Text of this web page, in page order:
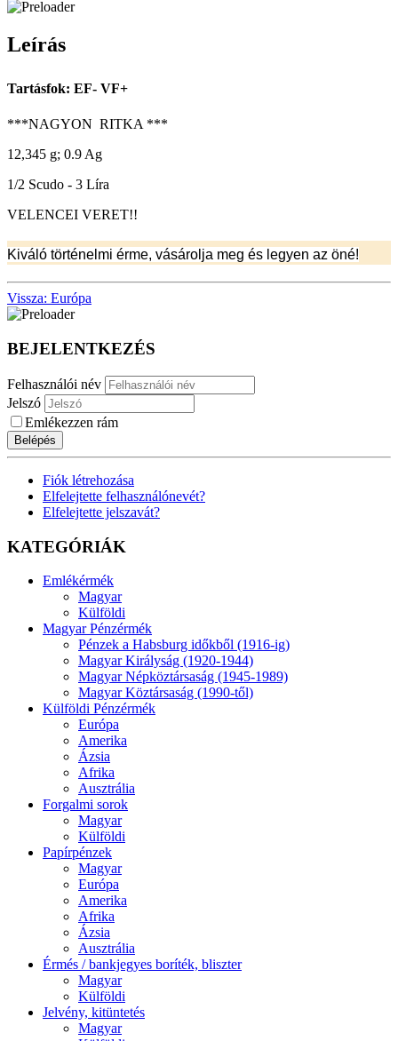
Leírás
Tartásfok: EF- VF+
***NAGYON RITKA ***
12,345 g; 0.9 Ag
1/2 Scudo - 3 Líra
VELENCEI VERET!!
Kiváló történelmi érme, vásárolja meg és legyen az öné!
Vissza: Európa
BEJELENTKEZÉS
Felhasználói név
Jelszó
Emlékezzen rám
Belépés
Fiók létrehozása
Elfelejtette felhasználónevét?
Elfelejtette jelszavát?
KATEGÓRIÁK
Emlékérmék
Magyar
Külföldi
Magyar Pénzérmék
Pénzek a Habsburg időkből (1916-ig)
Magyar Királyság (1920-1944)
Magyar Népköztársaság (1945-1989)
Magyar Köztársaság (1990-től)
Külföldi Pénzérmék
Európa
Amerika
Ázsia
Afrika
Ausztrália
Forgalmi sorok
Magyar
Külföldi
Papírpénzek
Magyar
Európa
Amerika
Afrika
Ázsia
Ausztrália
Érmés / bankjegyes boríték, bliszter
Magyar
Külföldi
Jelvény, kitüntetés
Magyar